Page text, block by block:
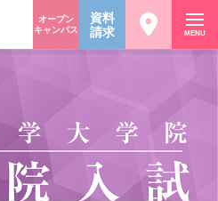
オープン
キャンパス
資料
請求
MENU